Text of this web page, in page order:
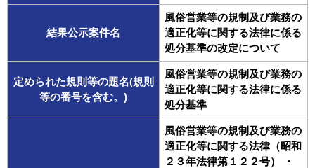
結果公示案件名
風俗営業等の規制及び業務の
適正化等に関する法律に係る
処分基準の改定について
定められた規則等の題名(規則
等の番号を含む。)
風俗営業等の規制及び業務の
適正化等に関する法律に係る
処分基準
風俗営業等の規制及び業務の
適正化等に関する法律（昭和
２３年法律第１２２号） ・